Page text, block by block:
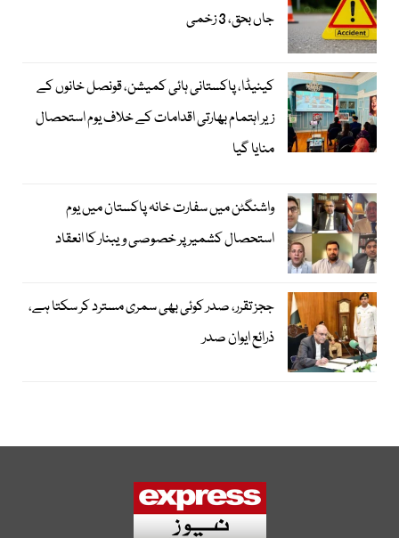
جاں بحق، 3 زخمی
کینیڈا، پاکستانی ہائی کمیشن، قونصل خانوں کے
زیر اہتمام بھارتی اقدامات کے خلاف یوم استحصال
منایا گیا
واشنگٹن میں سفارت خانہ پاکستان میں یوم
استحصال کشمیر پر خصوصی ویبنار کا انعقاد
ججز تقرر، صدر کوئی بھی سمری مسترد کر سکتا ہے،
ذرائع ایوان صدر